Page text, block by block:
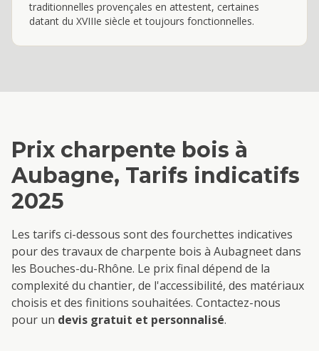
traditionnelles provençales en attestent, certaines
datant du XVIIIe siècle et toujours fonctionnelles.
Prix charpente bois à
Aubagne, Tarifs indicatifs
2025
Les tarifs ci-dessous sont des fourchettes indicatives
pour des travaux de charpente bois à Aubagneet dans
les Bouches-du-Rhône. Le prix final dépend de la
complexité du chantier, de l'accessibilité, des matériaux
choisis et des finitions souhaitées. Contactez-nous
pour un devis gratuit et personnalisé.